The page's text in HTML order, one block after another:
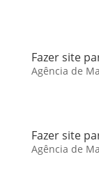
Fazer site
Agência de
Fazer site
Agência de